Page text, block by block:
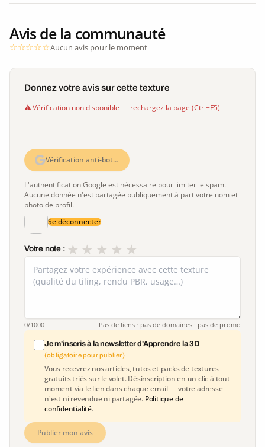
Avis de la communauté
Aucun avis pour le moment
Donnez votre avis sur cette texture
Vérification non disponible — rechargez la page (Ctrl+F5)
Vérification anti-bot…
L'authentification Google est nécessaire pour limiter le spam.
Aucune donnée n'est partagée publiquement à part votre nom et
photo de profil.
Se déconnecter
Votre note : ★
★
★
★
★
0/1000 Pas de liens · pas de domaines · pas de promo
Je m'inscris à la newsletter d'Apprendre la 3D
(obligatoire pour publier)
Vous recevrez nos articles, tutos et packs de textures
gratuits triés sur le volet. Désinscription en un clic à tout
moment via le lien dans chaque email — votre adresse
n'est ni revendue ni partagée. Politique de
confidentialité.
Publier mon avis